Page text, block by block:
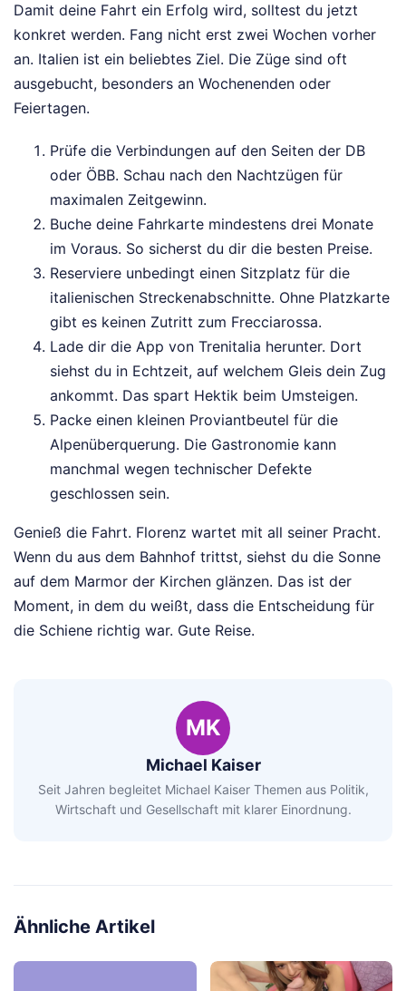
Damit deine Fahrt ein Erfolg wird, solltest du jetzt
konkret werden. Fang nicht erst zwei Wochen vorher
an. Italien ist ein beliebtes Ziel. Die Züge sind oft
ausgebucht, besonders an Wochenenden oder
Feiertagen.
Prüfe die Verbindungen auf den Seiten der DB
oder ÖBB. Schau nach den Nachtzügen für
maximalen Zeitgewinn.
Buche deine Fahrkarte mindestens drei Monate
im Voraus. So sicherst du dir die besten Preise.
Reserviere unbedingt einen Sitzplatz für die
italienischen Streckenabschnitte. Ohne Platzkarte
gibt es keinen Zutritt zum Frecciarossa.
Lade dir die App von Trenitalia herunter. Dort
siehst du in Echtzeit, auf welchem Gleis dein Zug
ankommt. Das spart Hektik beim Umsteigen.
Packe einen kleinen Proviantbeutel für die
Alpenüberquerung. Die Gastronomie kann
manchmal wegen technischer Defekte
geschlossen sein.
Genieß die Fahrt. Florenz wartet mit all seiner Pracht.
Wenn du aus dem Bahnhof trittst, siehst du die Sonne
auf dem Marmor der Kirchen glänzen. Das ist der
Moment, in dem du weißt, dass die Entscheidung für
die Schiene richtig war. Gute Reise.
MK
Michael Kaiser
Seit Jahren begleitet Michael Kaiser Themen aus Politik,
Wirtschaft und Gesellschaft mit klarer Einordnung.
Ähnliche Artikel